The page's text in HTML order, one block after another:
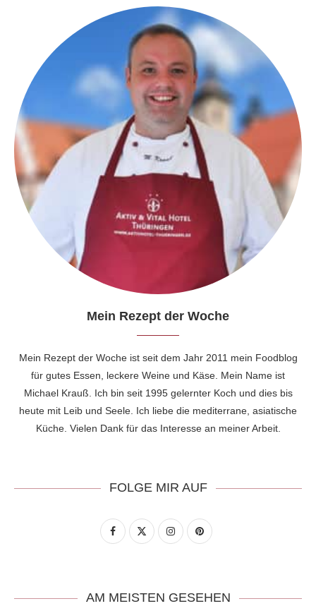
Mein Rezept der Woche
Mein Rezept der Woche ist seit dem Jahr 2011 mein Foodblog
für gutes Essen, leckere Weine und Käse. Mein Name ist
Michael Krauß. Ich bin seit 1995 gelernter Koch und dies bis
heute mit Leib und Seele. Ich liebe die mediterrane, asiatische
Küche. Vielen Dank für das Interesse an meiner Arbeit.
FOLGE MIR AUF
AM MEISTEN GESEHEN